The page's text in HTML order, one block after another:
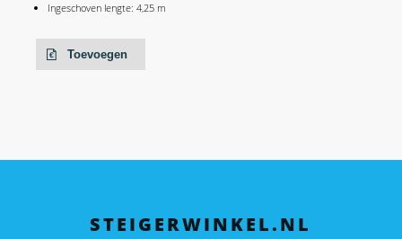
Ingeschoven lengte: 4,25 m
Toevoegen
STEIGERWINKEL.NL